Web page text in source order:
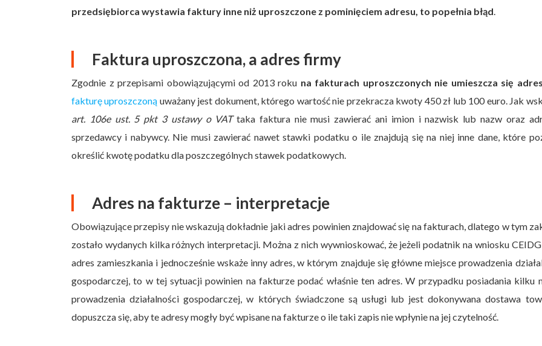
przedsiębiorca wystawia faktury inne niż uproszczone z pominięciem adresu, to popełnia błąd.
Faktura uproszczona, a adres firmy
Zgodnie z przepisami obowiązującymi od 2013 roku na fakturach uproszczonych nie umieszcza się
fakturę uproszczoną uważany jest dokument, którego wartość nie przekracza kwoty 450 zł lub 100 euro. Jak
art. 106e ust. 5 pkt 3 ustawy o VATtaka faktura nie musi zawierać ani imion i nazwisk lub nazw oraz
sprzedawcy i nabywcy. Nie musi zawierać nawet stawki podatku o ile znajdują się na niej inne dane, które
określić kwotę podatku dla poszczególnych stawek podatkowych.
Adres na fakturze – interpretacje
Obowiązujące przepisy nie wskazują dokładnie jaki adres powinien znajdować się na fakturach, dlatego w tym
zostało wydanych kilka różnych interpretacji. Można z nich wywnioskować, że jeżeli podatnik na wniosku
adres zamieszkania i jednocześnie wskaże inny adres, w którym znajduje się główne miejsce prowadzenia
gospodarczej, to w tej sytuacji powinien na fakturze podać właśnie ten adres. W przypadku posiadania kilku
prowadzenia działalności gospodarczej, w których świadczone są usługi lub jest dokonywana dostawa
dopuszcza się, aby te adresy mogły być wpisane na fakturze o ile taki zapis nie wpłynie na jej czytelność.